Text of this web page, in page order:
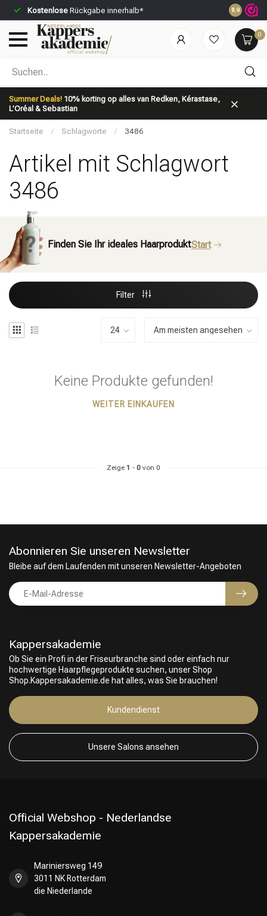
Kostenlose Rückgabe innerhalb* Vor 23:59
8.9
0
Summer Deals! 10% korting op alles van Redken, Kérastase,
L’Oréal & Sebastian
Nach welcher Kategorie suchst du?
Marken
Umformung
Startseite / Schlagworte / 3486
Artikel mit Schlagwort
3486
Finden Sie Ihr ideales HaarproduktStart
Filter
Keine Produkte gefunden!
WEITER EINKAUFEN
Zeige 1 - 0 von 0
Kappersakademie
Ob Sie ein Profi in der Friseurbranche sind oder einfach nur
hochwertige Haarpflegeprodukte suchen, unser Shop
Shop.Kappersakademie.de hat alles, was Sie brauchen!
Kundendienst
Unsere Salons ansehen
Abonnieren Sie unseren Newsletter
Bleibe auf dem Laufenden mit unseren Newsletter-Angeboten
Official Webshop - Nederlandse
Kappersakademie
Mariniersweg 149
3011 NK Rotterdam
die Niederlande